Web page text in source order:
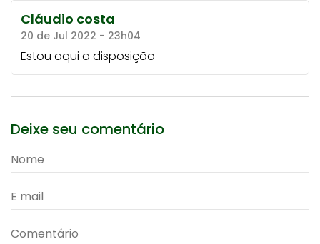
Cláudio costa
20 de Jul 2022 - 23h04
Estou aqui a disposição
Deixe seu comentário